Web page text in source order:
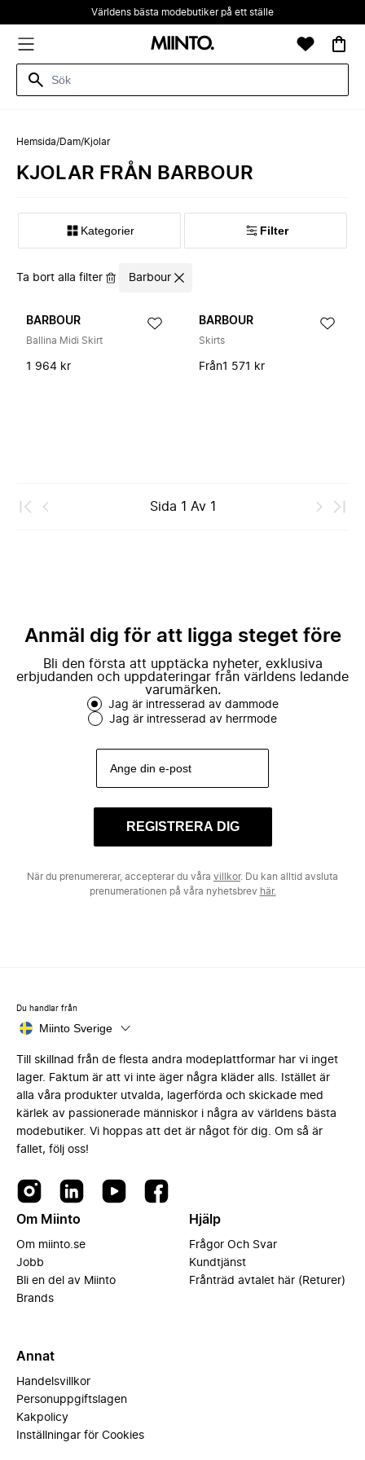
Världens bästa modebutiker på ett ställe
Hemsida/Dam/Kjolar
KJOLAR FRÅN BARBOUR
Kategorier Filter
Ta bort alla filter Barbour
BARBOUR
Ballina Midi Skirt
1 964 kr
BARBOUR
Skirts
Från1 571 kr
Sida 1 Av 1
Anmäl dig för att ligga steget före
Bli den första att upptäcka nyheter, exklusiva
erbjudanden och uppdateringar från världens ledande
varumärken.
Jag är intresserad av dammode
Jag är intresserad av herrmode
REGISTRERA DIG
När du prenumererar, accepterar du våra villkor. Du kan alltid avsluta
prenumerationen på våra nyhetsbrev här.
Du handlar från
Miinto Sverige
Till skillnad från de flesta andra modeplattformar har vi inget
lager. Faktum är att vi inte äger några kläder alls. Istället är
alla våra produkter utvalda, lagerförda och skickade med
kärlek av passionerade människor i några av världens bästa
modebutiker. Vi hoppas att det är något för dig. Om så är
fallet, följ oss!
Om Miinto
Om miinto.se
Jobb
Bli en del av Miinto
Brands
Hjälp
Frågor Och Svar
Kundtjänst
Frånträd avtalet här (Returer)
Annat
Handelsvillkor
Personuppgiftslagen
Kakpolicy
Inställningar för Cookies